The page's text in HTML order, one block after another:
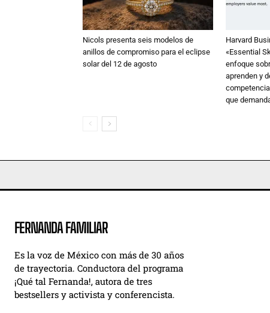
Nicols presenta seis modelos de
anillos de compromiso para el eclipse
solar del 12 de agosto
Harvard
«Essential
enfoque
aprenden y
que
FERNANDA FAMILIAR
Es la voz de México con más de 30 años
de trayectoria. Conductora del programa
¡Qué tal Fernanda!, autora de tres
bestsellers y activista y conferencista.